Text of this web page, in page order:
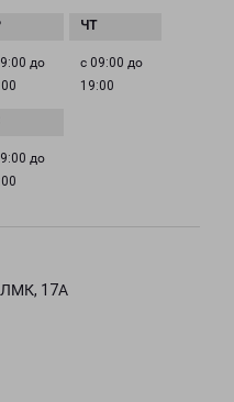
до
с 09:00 до
19:00
до
17А